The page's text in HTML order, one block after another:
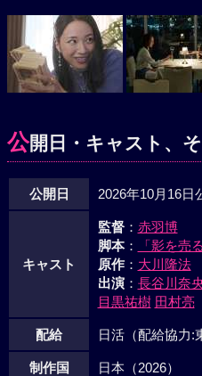
公開日・キャスト、
公開日 2026年10月16日
キャスト
監督： 赤羽博
脚本：
「影を売
原作： 大川隆法
出演： 長谷川奈
目黒祐樹 田村亮
配給 日活（配給協力:
制作国 日本（2026）